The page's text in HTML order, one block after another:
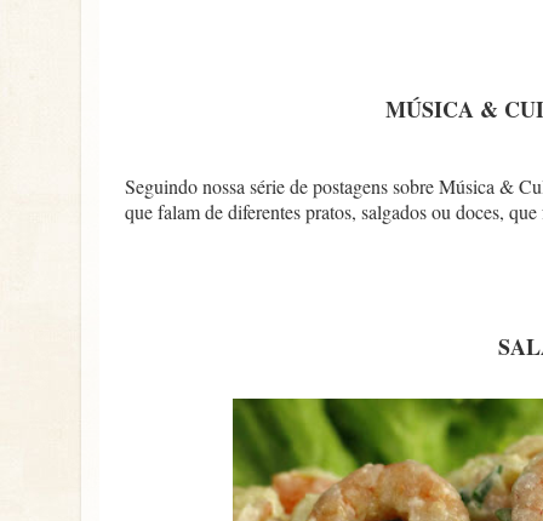
MÚSICA &
Seguindo nossa série de postagens sobre Música &
que falam de diferentes pratos, salgados ou doces,